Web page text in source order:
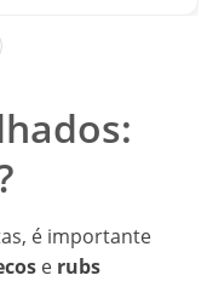
é importante
e rubs